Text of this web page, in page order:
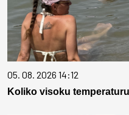
05. 08. 2026 14:12
Koliko visoku